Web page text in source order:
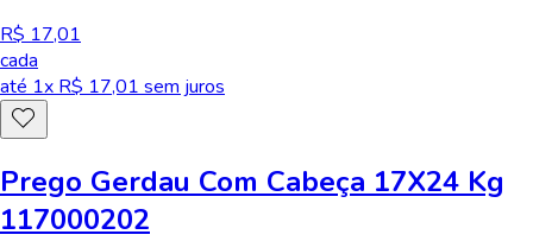
R$ 17,01
cada
até 1x R$ 17,01 sem juros
Prego Gerdau Com Cabeça 17X24 Kg
117000202